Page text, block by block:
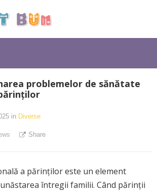
problemelor de sănătate
in Diverse
Share
a părinților este un element
întregii familii. Când părinții